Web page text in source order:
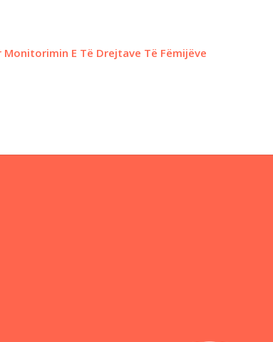
E Të Drejtave Të Fëmijëve